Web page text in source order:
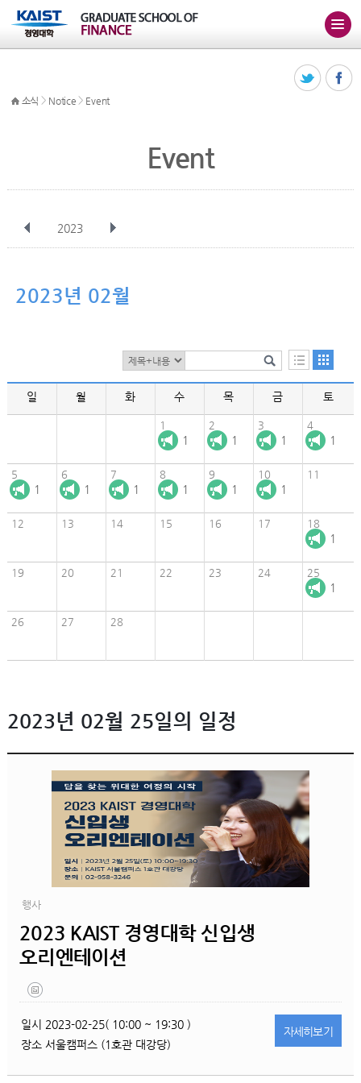
소식 > Notice > Event
Event
2023
12월
2023년 02월
일 월 화 수 목 금 토
1
1
2
1
3
1
4
1
5
1
6
1
7
1
8
1
9
1
10
1
11
12 13 14 15 16 17 18
1
19 20 21 22 23 24 25
1
26 27 28
2023년 02월 25일의 일정
행사
2023 KAIST 경영대학 신입생
오리엔테이션
일시 2023-02-25( 10:00 ~ 19:30 )
장소 서울캠퍼스 (1호관 대강당)
자세히보기